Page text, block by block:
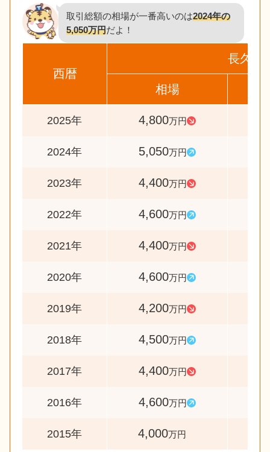
取引総額の相場が一番高いのは2024年の
5,050万円だよ！
西暦
長久手
相場
2025年 4,800万円
2024年 5,050万円
2023年 4,400万円
2022年 4,600万円
2021年 4,400万円
2020年 4,600万円
2019年 4,200万円
2018年 4,500万円
2017年 4,400万円
2016年 4,600万円
2015年 4,000万円